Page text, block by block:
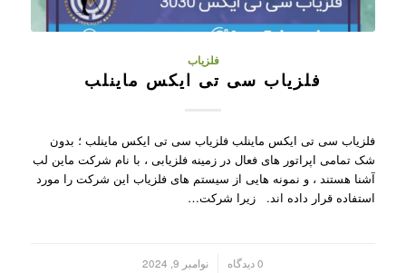
فلزیاب
فلزیاب سی تی ایکس ماینلب
فلزیاب سی تی ایکس ماینلب فلزیاب سی تی ایکس ماینلب ؛ بدون
شک تمامی اپراتور های فعال در زمینه فلزیابی ، با نام شرکت ماین لب
آشنا هستند ، و نمونه هایی از سیستم های فلزیاب این شرکت را مورد
استفاده قرار داده اند. زیرا شرکت…
0 دیدگاه نوامبر 9, 2024